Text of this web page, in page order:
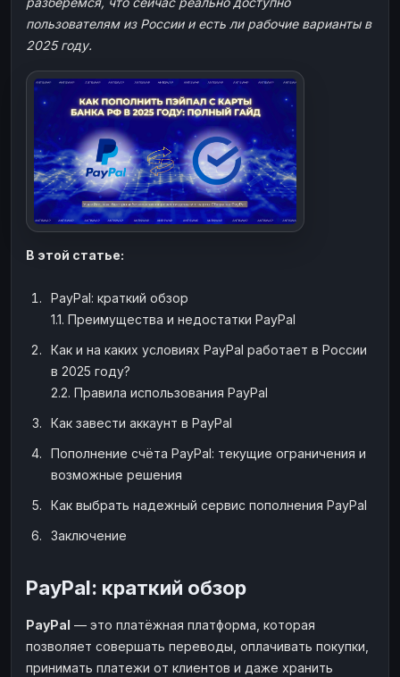
Payeer USD
ЮMoney
Payeer USD
БАЛАНСЫ КРИПТОБИРЖ
RUB Binance
ИНТЕРНЕТ БАНКИНГ
СБЕР RUB
Альфа-Банк RUB
Райффайзен RUB
ВТБ
СБЕР
Альфа-Банк
Райффайзен
ДЕНЕЖНЫЕ ПЕРЕВОДЫ
ЗК USD ЗК USD
Наличные USD
Наличные
Наличные USD
пользователям из России и есть ли рабочие варианты в
2025 году.
В этой статье:
PayPal: краткий обзор
1.1. Преимущества и недостатки PayPal
Как и на каких условиях PayPal работает в России
в 2025 году?
2.2. Правила использования PayPal
Как завести аккаунт в PayPal
Пополнение счёта PayPal: текущие ограничения и
возможные решения
Как выбрать надежный сервис пополнения PayPal
Заключение
PayPal: краткий обзор
PayPal — это платёжная платформа, которая
позволяет совершать переводы, оплачивать покупки,
принимать платежи от клиентов и даже хранить